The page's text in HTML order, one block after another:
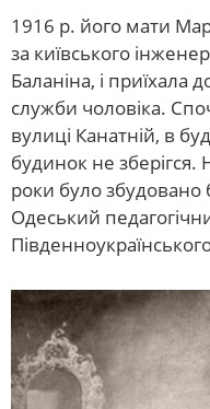
1916 р. його мати
за київського
Баланіна, і приїхала
служби чоловіка.
вулиці Канатній, в
будинок не зберігся.
роки було
Одеський